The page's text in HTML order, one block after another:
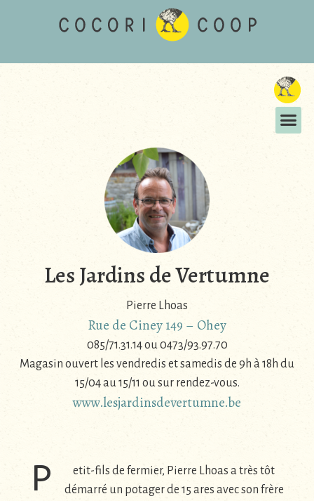
Les Jardins de Vertumne
Pierre Lhoas
Rue de Ciney 149 – Ohey
085/71.31.14 ou 0473/93.97.70
Magasin ouvert les vendredis et samedis de 9h à 18h du
15/04 au 15/11 ou sur rendez-vous.
www.lesjardinsdevertumne.be
P
etit-fils de fermier, Pierre Lhoas a très tôt
démarré un potager de 15 ares avec son frère